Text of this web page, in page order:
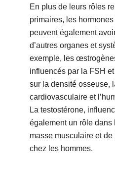
En plus de leurs rôles
primaires, les
peuvent également
d’autres organes et
exemple, les
influencés par la FSH
sur la densité osseuse,
cardiovasculaire et
La testostérone,
également un rôle dans
masse musculaire et
chez les hommes.